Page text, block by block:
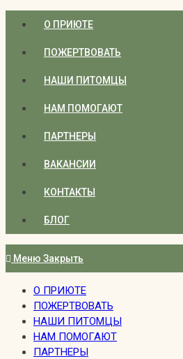
О ПРИЮТЕ
ПОЖЕРТВОВАТЬ
НАШИ ПИТОМЦЫ
НАМ ПОМОГАЮТ
ПАРТНЕРЫ
ВАКАНСИИ
КОНТАКТЫ
БЛОГ
Меню Закрыть
О ПРИЮТЕ
ПОЖЕРТВОВАТЬ
НАШИ ПИТОМЦЫ
НАМ ПОМОГАЮТ
ПАРТНЕРЫ